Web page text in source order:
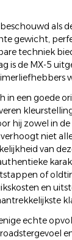
als
gewicht,
techniek
is de MX-5
in een goede
hij zowel in
niet
van
of
en
echte